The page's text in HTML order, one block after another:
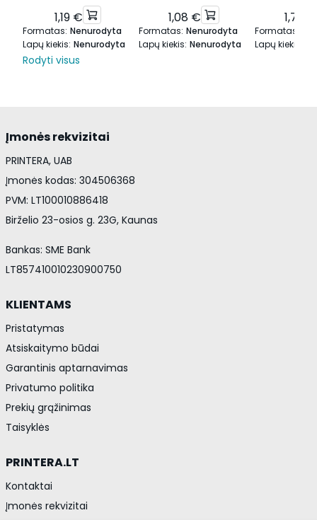
1,19 €
Formatas: Nenurodyta
Lapų kiekis: Nenurodyta
1,08 €
Formatas: Nenurodyta
Lapų kiekis: Nenurodyta
1,75 €
Formatas
Lapų kiekis
Rodyti visus
Įmonės rekvizitai
PRINTERA, UAB
Įmonės kodas: 304506368
PVM: LT100010886418
Birželio 23-osios g. 23G, Kaunas
Bankas: SME Bank
LT857410010230900750
KLIENTAMS
Pristatymas
Atsiskaitymo būdai
Garantinis aptarnavimas
Privatumo politika
Prekių grąžinimas
Taisyklės
PRINTERA.LT
Kontaktai
Įmonės rekvizitai